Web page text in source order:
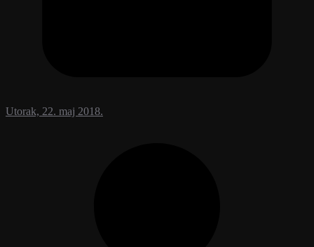
Utorak, 22. maj 2018.